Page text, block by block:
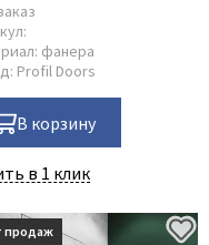
фанера
Profil Doors
В корзину
в 1 клик